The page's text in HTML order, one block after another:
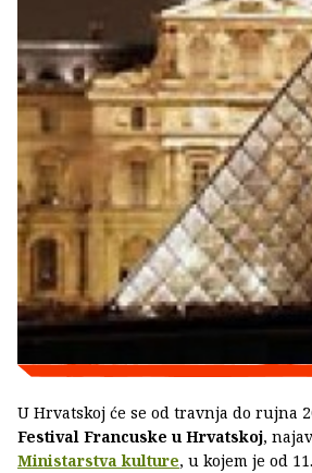
U Hrvatskoj će se od travnja do rujna
Festival Francuske u Hrvatskoj,
Ministarstva kulture, u kojem je od